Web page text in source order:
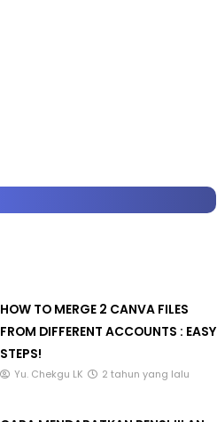
HOW TO MERGE 2 CANVA FILES
FROM DIFFERENT ACCOUNTS : EASY
STEPS!
Yu. Chekgu LK 2 tahun yang lalu